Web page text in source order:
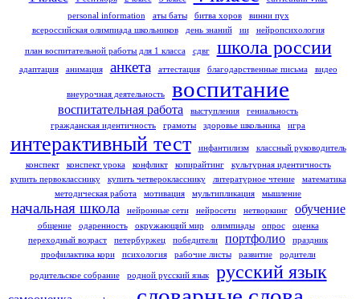
personal information
аты баты битва хоров
винни пух
всероссийская олимпиада школьников
день знаний ии нейропсихология
план воспитательной работы для 1 класса сдвг школа россии
адаптация анимация анкета аттестация благодарственные письма видео
внеурочная деятельность воспитание
воспитательная работа выступления
гениальность
гражданская идентичность
грамоты здоровье школьника игра
интерактивный тест инфантилизм
классный руководитель
конспект
конспект урока конфликт копирайтинг
культурная идентичность
купить первокласснику
купить четверокласснику литературное чтение
математика
методическая работа
мотивация мультипликация мышление
начальная школа нейронные сети нейросети нетворкинг обучение
общение одаренность окружающий мир олимпиады опрос
оценка
переходный возраст
петербуржец победители портфолио
праздник
профилактика кори
психология рабочие листы развитие родители
родительское собрание родной русский язык русский язык